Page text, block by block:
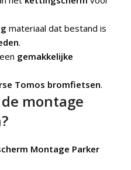
materiaal dat bestand is
.
gemakkelijke
Tomos bromfietsen.
montage
Montage Parker